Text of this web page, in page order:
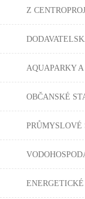
Z
AQUAPARKY
OBČANSKÉ
PRŮMYSLOVÉ